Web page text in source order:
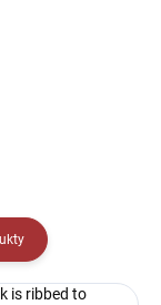
is ribbed to